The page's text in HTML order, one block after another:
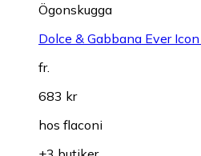
Ögonskugga
Dolce & Gabbana Ever
fr.
683 kr
hos flaconi